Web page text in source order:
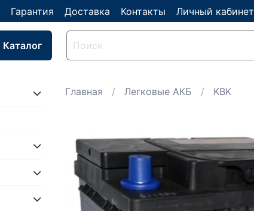
Гарантия Доставка Контакты Личный кабинет
Каталог
Главная Легковые АКБ KBK